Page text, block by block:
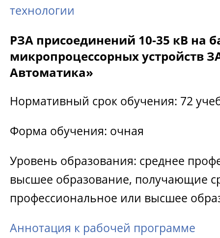
технологии
РЗА присоединений 10-35 кВ на
микропроцессорных устройств
Автоматика»
Нормативный срок обучения: 72
Форма обучения: очная
Уровень образования: среднее
высшее образование, получающие
профессиональное или высшее
Аннотация к рабочей программе